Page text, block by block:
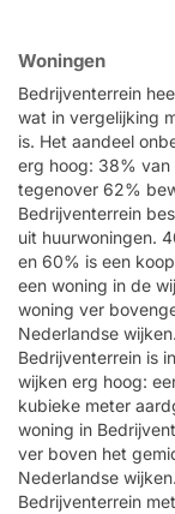
Woningen
Bedrijventerrein
wat in vergelijking
is. Het aandeel
erg hoog: 38% van
tegenover 62%
Bedrijventerrein
uit huurwoningen.
en 60% is een
een woning in de
woning ver
Nederlandse
Bedrijventerrein is
wijken erg hoog:
kubieke meter
woning in
ver boven het
Nederlandse
Bedrijventerrein